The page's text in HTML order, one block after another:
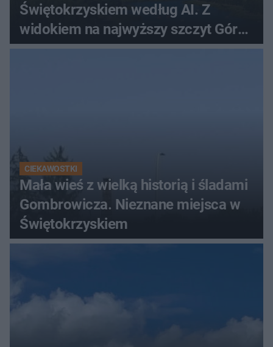
Świętokrzyskiem według AI. Z
widokiem na najwyższy szczyt Gór
Świętokrzyskich
CIEKAWOSTKI
Mała wieś z wielką historią i śladami
Gombrowicza. Nieznane miejsca w
Świętokrzyskiem